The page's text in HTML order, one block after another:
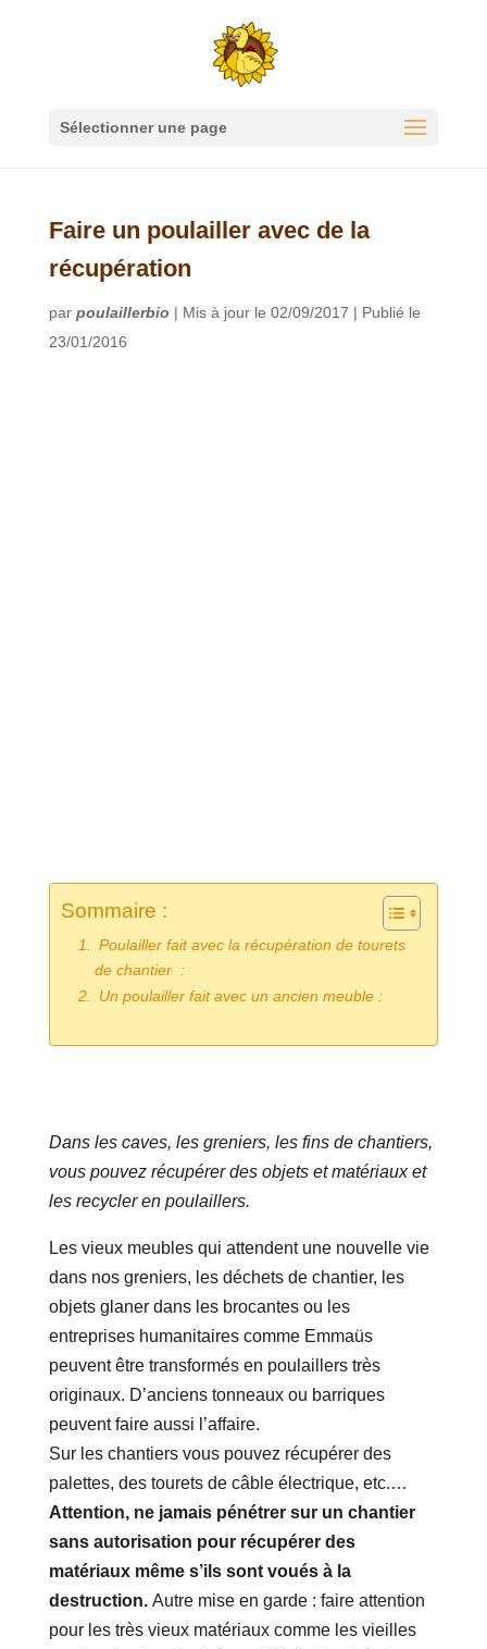
Sélectionner une page
Faire un poulailler avec de la
récupération
par poulaillerbio | Mis à jour le 02/09/2017 | Publié le
23/01/2016
Sommaire :
Poulailler fait avec la récupération de tourets
de chantier :
Un poulailler fait avec un ancien meuble :
Dans les caves, les greniers, les fins de chantiers,
vous pouvez récupérer des objets et matériaux et
les recycler en poulaillers.
Les vieux meubles qui attendent une nouvelle vie
dans nos greniers, les déchets de chantier, les
objets glaner dans les brocantes ou les
entreprises humanitaires comme Emmaüs
peuvent être transformés en poulaillers très
originaux. D’anciens tonneaux ou barriques
peuvent faire aussi l’affaire.
Sur les chantiers vous pouvez récupérer des
palettes, des tourets de câble électrique, etc.…
Attention, ne jamais pénétrer sur un chantier
sans autorisation pour récupérer des
matériaux même s’ils sont voués à la
destruction.Autre mise en garde : faire attention
pour les très vieux matériaux comme les vieilles